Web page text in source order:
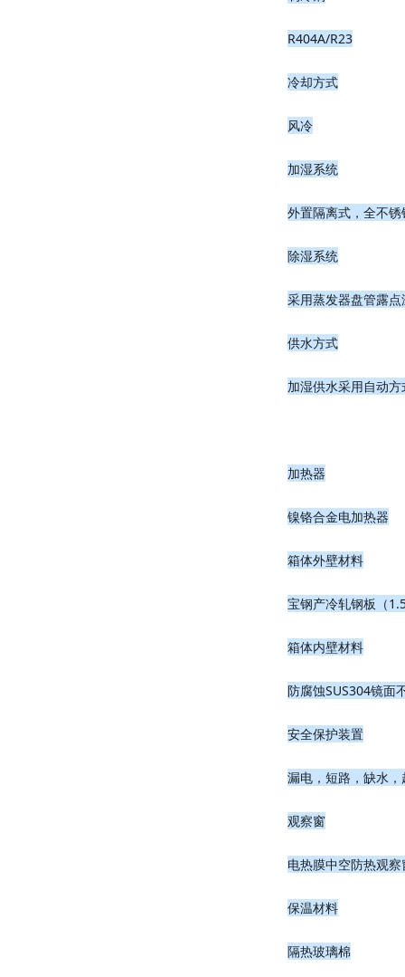
R404A/R23
冷却方式
风冷
加湿系统
外置隔离式，全不
除湿系统
采用蒸发器盘管露
供水方式
加湿供水采用自动
加热器
镍铬合金电加热器
箱体外壁材料
宝钢产冷轧钢板（
箱体内壁材料
防腐蚀SUS304镜面
安全保护装置
漏电，短路，缺水
观察窗
电热膜中空防热观察
保温材料
隔热玻璃棉